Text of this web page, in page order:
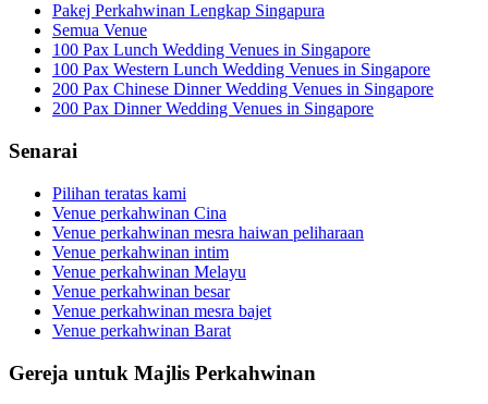
Pakej Perkahwinan Lengkap Singapura
Semua Venue
100 Pax Lunch Wedding Venues in Singapore
100 Pax Western Lunch Wedding Venues in Singapore
200 Pax Chinese Dinner Wedding Venues in Singapore
200 Pax Dinner Wedding Venues in Singapore
Senarai
Pilihan teratas kami
Venue perkahwinan Cina
Venue perkahwinan mesra haiwan peliharaan
Venue perkahwinan intim
Venue perkahwinan Melayu
Venue perkahwinan besar
Venue perkahwinan mesra bajet
Venue perkahwinan Barat
Gereja untuk Majlis Perkahwinan